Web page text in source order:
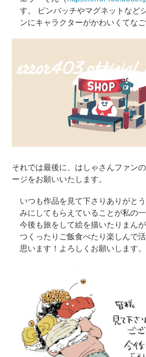
す。 ピンバッチやマグネットなど
ンにキャラクターがかわいくてなご
それでは最後に、はしゃさんファン
ージをお願いいたします。
いつも作品を見て下さりありがと
みにしてもらえていることが私の一
今後も旅をして絵を描いたりまん
つくったりご飯食べたり楽しんで
思います！よろしくお願いします。